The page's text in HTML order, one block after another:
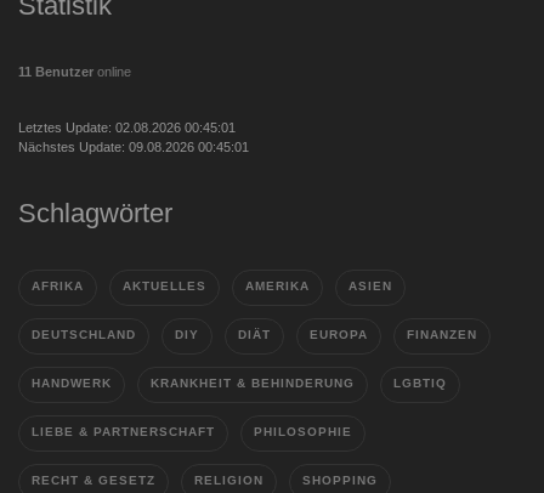
11 Benutzer online
Letztes Update: 02.08.2026 00:45:01
Nächstes Update: 09.08.2026 00:45:01
Schlagwörter
AFRIKA AKTUELLES AMERIKA ASIEN
DEUTSCHLAND DIY DIÄT EUROPA FINANZEN
HANDWERK KRANKHEIT & BEHINDERUNG LGBTIQ
LIEBE & PARTNERSCHAFT PHILOSOPHIE
RECHT & GESETZ RELIGION SHOPPING